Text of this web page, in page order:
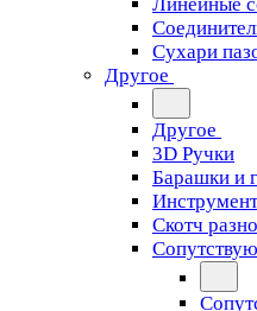
Сухари
Другое
Другое
3D Ручки
Барашки и
Скотч